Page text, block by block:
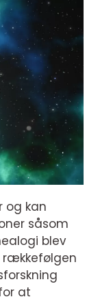
og kan
såsom
blev
at